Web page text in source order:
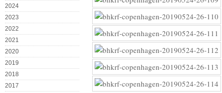
2024
2023
2022
2021
2020
2019
2018
2017